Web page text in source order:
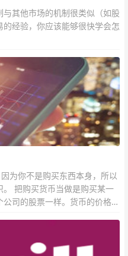
其他市场的机制很类似（如股
经验，你应该能够很快学会怎
为你不是购买东西本身，所以
把购买货币当做是购买某一
司的股票一样。货币的价格直